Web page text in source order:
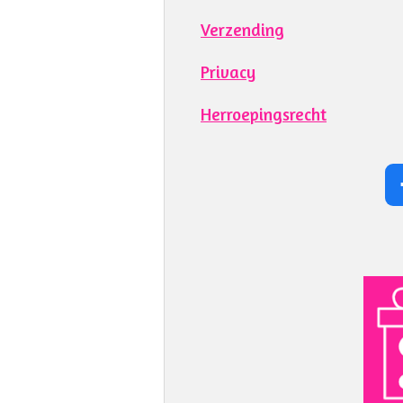
Verzending
Privacy
Herroepingsrecht